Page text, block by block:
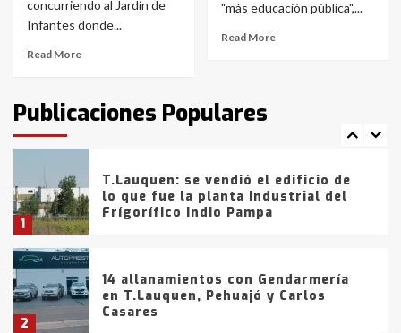
concurriendo al Jardín de
Infantes donde...
Read More
"más educación pública",...
Read More
Publicaciones Populares
6
con lluvias y heladas, en gran parte
de la provincia
fueron detenidos por
comercialización de drogas en la
tarde del sábado
1
T.Lauquen: se vendió el edificio de
lo que fue la planta Industrial del
Frígorífico Indio Pampa
2
14 allanamientos con Gendarmería
en T.Lauquen, Pehuajó y Carlos
Casares